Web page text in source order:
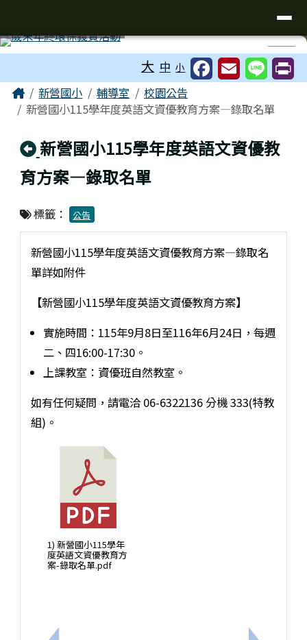
⏸
大 中 小
主內容區域
Home新營國小 輔導室
校園公告
新營國小115學年度英語文資優教育方案—錄取名單
回上頁
新營國小115學年度英語文資優教
育方案—錄取名單
標籤： 公告
新營國小115學年度英語文資優教育方案—錄取名
單詳如附件
【新營國小115學年度英語文資優教育方案】
實施時間：115年9月8日至116年6月24日，每週
二、四16:00-17:30。
上課教室：資優班自然教室。
如有任何疑問，請電洽 06-6322136 分機 333(特教
組)。
1) 新營國小115學年
度英語文資優教育方
案-錄取名單.pdf
頁尾區域